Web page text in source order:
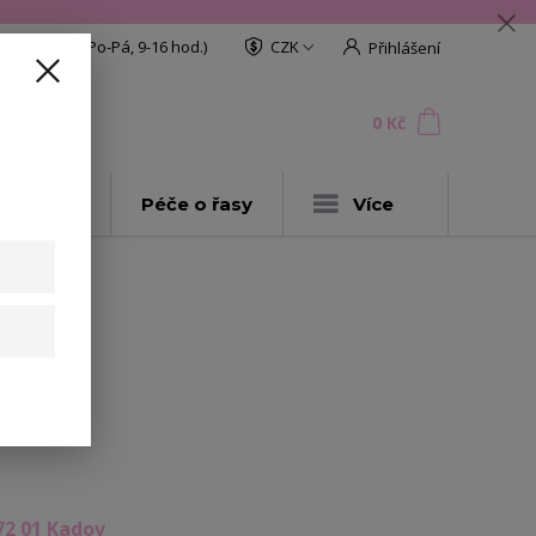
CZK Přihlášení
(Po-Pá, 9-16 hod.)
0 Kč
Péče o řasy Více
01 Kadov